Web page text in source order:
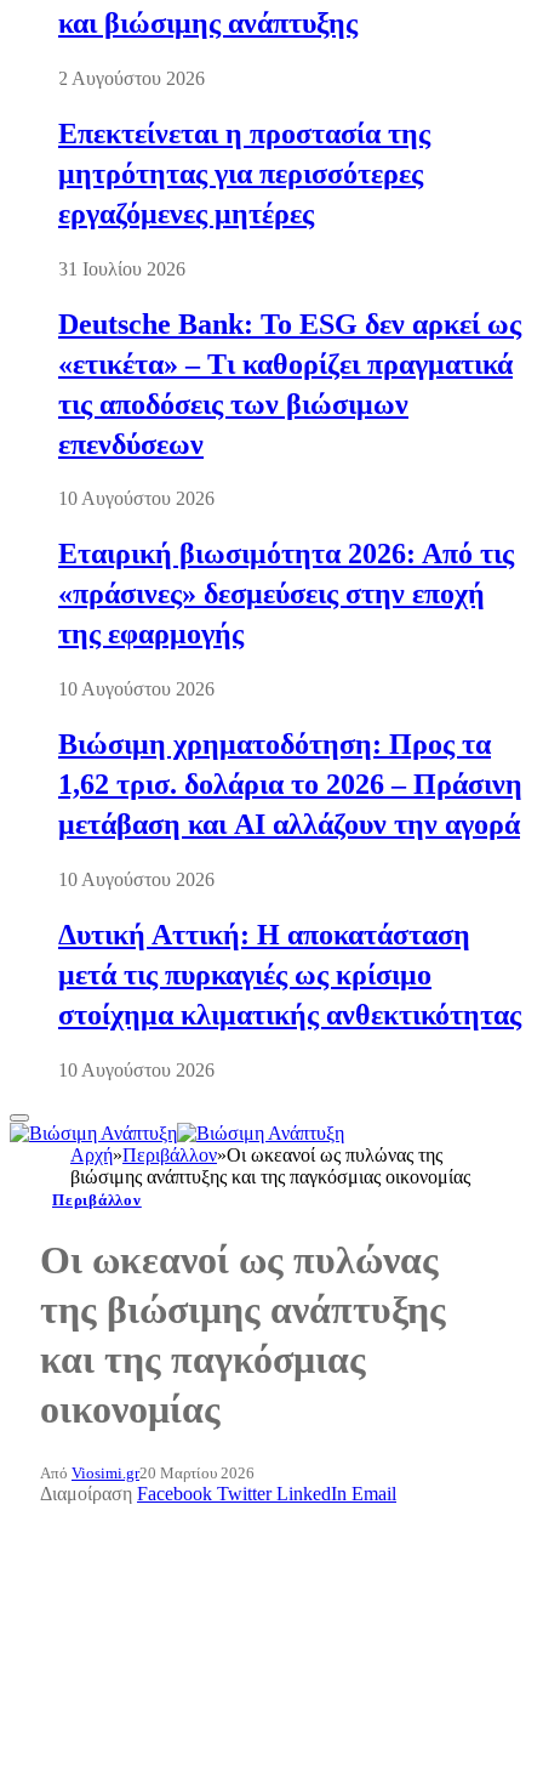
και βιώσιμης ανάπτυξης
2 Αυγούστου 2026
Επεκτείνεται η προστασία της
μητρότητας για περισσότερες
εργαζόμενες μητέρες
31 Ιουλίου 2026
Deutsche Bank: Το ESG δεν αρκεί ως
«ετικέτα» – Τι καθορίζει πραγματικά
τις αποδόσεις των βιώσιμων
επενδύσεων
10 Αυγούστου 2026
Εταιρική βιωσιμότητα 2026: Από τις
«πράσινες» δεσμεύσεις στην εποχή
της εφαρμογής
10 Αυγούστου 2026
Βιώσιμη χρηματοδότηση: Προς τα
1,62 τρισ. δολάρια το 2026 – Πράσινη
μετάβαση και AI αλλάζουν την αγορά
10 Αυγούστου 2026
Δυτική Αττική: Η αποκατάσταση
μετά τις πυρκαγιές ως κρίσιμο
στοίχημα κλιματικής ανθεκτικότητας
10 Αυγούστου 2026
Αρχή»Περιβάλλον»Οι ωκεανοί ως πυλώνας της
βιώσιμης ανάπτυξης και της παγκόσμιας οικονομίας
Περιβάλλον
Οι ωκεανοί ως πυλώνας
της βιώσιμης ανάπτυξης
και της παγκόσμιας
οικονομίας
Από Viosimi.gr20 Μαρτίου 2026
Διαμοίραση Facebook Twitter LinkedIn Email